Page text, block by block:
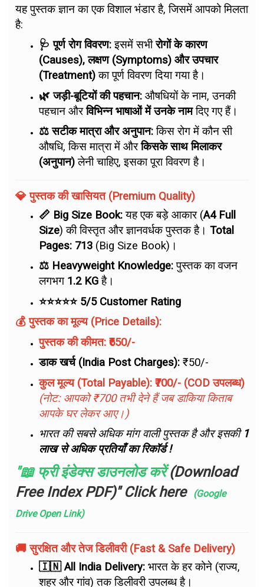
यह पुस्तक ज्ञान का एक विशाल भंडार है, जिसमें आपको मिलता
है:
🩺 पूर्ण रोग विवरण:इसमें सभीरोगों के कारण
(Causes), लक्षण (Symptoms) और उपचार
(Treatment)का पूर्ण विवरण दिया गया है।
🌿 जड़ी-बूटियों की पहचान: औषधियों के नाम, उनकी
पहचान औरविभिन्न भाषाओं में उनके नामदिए गए हैं।
⚖️ सटीक मात्रा और अनुपान:किस रोग में कौन सी
औषधि, किस मात्रा में औरकिसके साथ मिलाकर
(अनुपान)लेनी चाहिए, इसका पूरा विवरण है।
💎 पुस्तक की खासियत (Premium Quality)
📏 Big Size Book:यह एक बड़े आकार (A4 Full
Size) की विस्तृत और ज्ञानवर्धक पुस्तक है। Total
Pages: 713 (Big Size Book)।
⚖️ Heavyweight Knowledge:पुस्तक का वजन
लगभग 1.2 KGहै।
⭐⭐⭐⭐⭐ 5/5 Customer Rating
💰 पुस्तक का मूल्य (Price Details):
पुस्तक की कीमत: ₹650/-
डाक खर्च (India Post Charges): ₹50/-
कुल मूल्य (Total Payable): ₹700/- (COD उपलब्ध)
(नोट: आपको ₹700 तभी देने हैं जब डाकिया किताब
आपके घर लेकर आए।)
भारत की सबसे अधिक मांग वाली पुस्तक है और इसकी 1
लाख से अधिक प्रतियाँ का रिकॉर्ड !
"📖 फ्री इंडेक्स डाउनलोड करें(Download
Free Index PDF)" Click here (Google
Drive Open Link)
🚚 सुरक्षित और तेज डिलीवरी (Fast & Safe Delivery)
🇮🇳 All India Delivery: भारत के हर कोने (राज्य,
शहर और गांव) तक डिलीवरी उपलब्ध है।